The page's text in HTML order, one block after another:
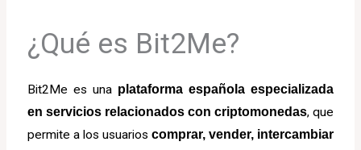
¿Qué es Bit2Me?
Bit2Me es unaplataforma española especializada
en servicios relacionados con criptomonedas, que
permite a los usuarioscomprar, vender, intercambiar